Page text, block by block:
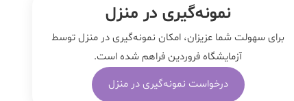
نمونه‌‌گیری در منزل
برای سهولت شما عزیزان، امکان نمونه‌گیری در منزل توسط
آزمایشگاه فروردین فراهم شده است.
درخواست نمونه‌گیری در منزل